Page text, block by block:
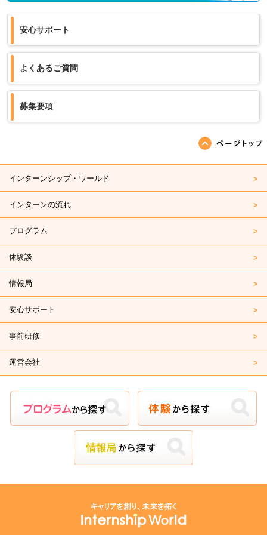
安心サポート
よくあるご質問
募集要項
インターンシップ・ワールド
インターンの流れ
プログラム
体験談
情報局
安心サポート
事前研修
運営会社
プログラムから探す 体験から探す